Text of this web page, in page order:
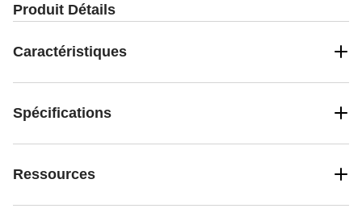
Produit Détails
Caractéristiques
Spécifications
Ressources